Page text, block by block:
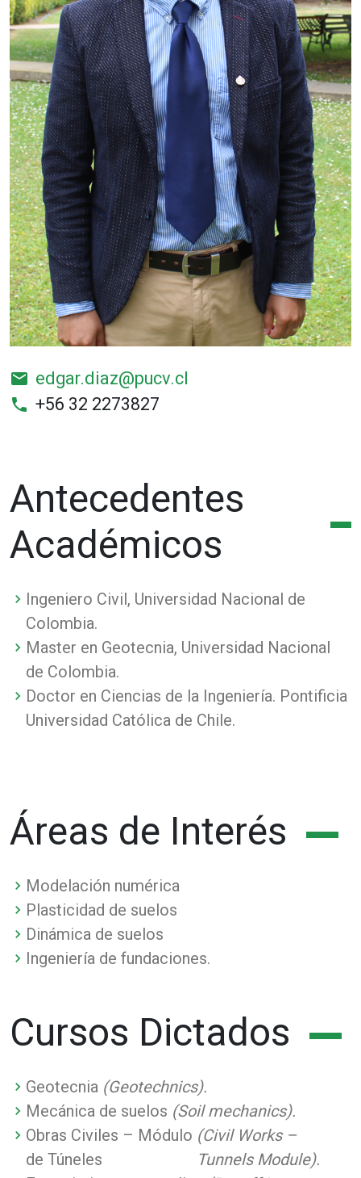
Antecedentes
Académicos
Ingeniero Civil, Universidad Nacional de
Colombia.
Master en Geotecnia, Universidad Nacional
de Colombia.
Doctor en Ciencias de la Ingeniería. Pontificia
Universidad Católica de Chile.
Áreas de Interés
Modelación numérica
Plasticidad de suelos
Dinámica de suelos
Ingeniería de fundaciones.
Cursos Dictados
Geotecnia (Geotechnics).
Mecánica de suelos (Soil mechanics).
Obras Civiles – Módulo
de Túneles
(Civil Works –
Tunnels Module).
email edgar.diaz@pucv.cl
phone +56 32 2273827